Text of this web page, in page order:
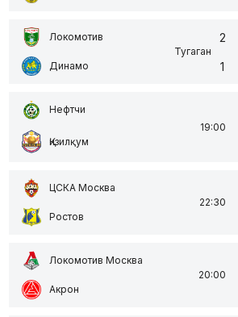
Локомотив
Динамо
Тугаган
2
1
Нефтчи
Қизилқум
19:00
ЦСКА Москва
Ростов
22:30
Локомотив Москва
Акрон
20:00